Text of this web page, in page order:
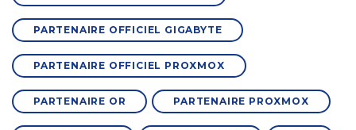
PARTENAIRE OFFICIEL GIGABYTE
PARTENAIRE OFFICIEL PROXMOX
PARTENAIRE OR PARTENAIRE PROXMOX